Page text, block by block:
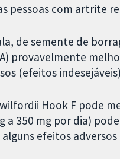
pessoas com artrite
de semente de
provavelmente
(efeitos
Hook F pode
a 350 mg por dia)
alguns efeitos